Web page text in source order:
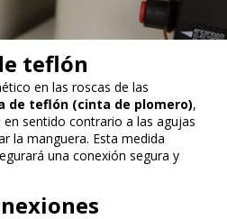
teflón
en las roscas de las
de teflón (cinta de plomero),
sentido contrario a las agujas
la manguera. Esta medida
una conexión segura y